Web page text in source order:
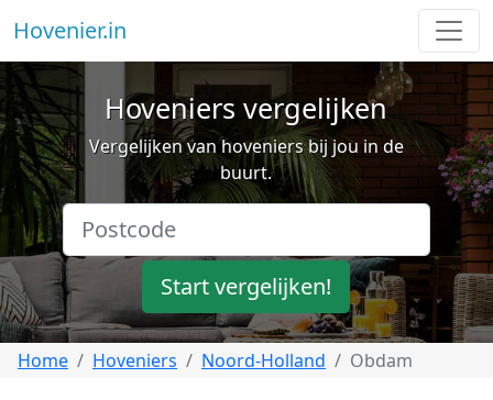
Hovenier.in
Hoveniers vergelijken
Vergelijken van hoveniers bij jou in de
buurt.
Start vergelijken!
Home Hoveniers Noord-Holland Obdam